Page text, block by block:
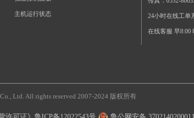
主机运行状态 24小时在线工单
在线客服 早8:00
Ltd. All rights reserved 2007-2024 版权所有